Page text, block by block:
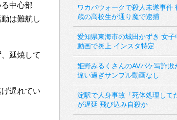
中心部
は難航し
延焼して
遅れてい
ワカバウォークで殺人未遂事件
歳の高校生が通り魔で逮捕
愛知県東海市の城田かずき 女
動画で炎上 インスタ特定
姫野みるくさんのAVパケ写詐欺
違い過ぎサンプル動画なし
淀駅で人身事故「死体処理して
が遅延 飛び込み自殺か